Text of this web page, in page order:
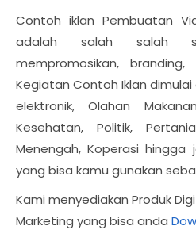
Contoh iklan Pembuatan
adalah salah salah
mempromosikan,
Kegiatan Contoh Iklan
elektronik, Olahan
Kesehatan, Politik,
Menengah, Koperasi hingga
yang bisa kamu gunakan
Kami menyediakan Produk
Marketing yang bisa anda